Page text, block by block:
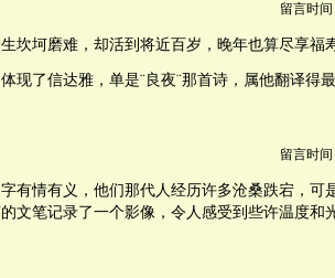
留言时间
坎坷磨难，却活到将近百岁，晚年也算尽享福
现了信达雅，单是¨良夜¨那首诗，属他翻译得
留言时间
有情有义，他们那代人经历许多沧桑跌宕，可
文笔记录了一个影像，令人感受到些许温度和